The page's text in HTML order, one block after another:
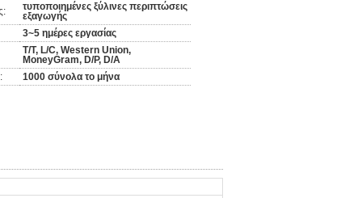
τυποποιημένες ξύλινες περιπτώσεις
εξαγωγής
3~5 ημέρες εργασίας
T/T, L/C, Western Union,
MoneyGram, D/P, D/A
1000 σύνολα το μήνα